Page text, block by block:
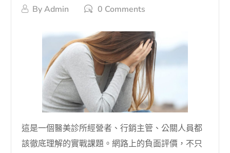
ByAdmin 0 Comments
這是一個醫美診所經營者、行銷主管、公關人員都
該徹底理解的實戰課題。網路上的負面評價，不只